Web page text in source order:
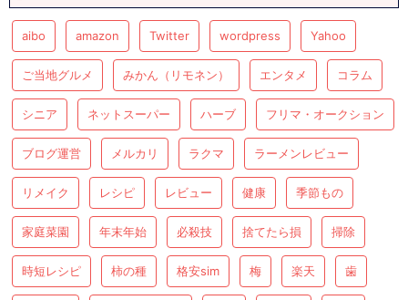
aibo amazon Twitter wordpress Yahoo
ご当地グルメ みかん（リモネン） エンタメ コラム
シニア ネットスーパー ハーブ フリマ・オークション
ブログ運営 メルカリ ラクマ ラーメンレビュー
リメイク レシピ レビュー 健康 季節もの
家庭菜園 年末年始 必殺技 捨てたら損 掃除
時短レシピ 柿の種 格安sim 梅 楽天 歯